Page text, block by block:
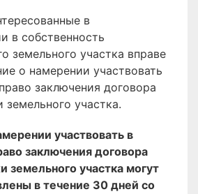
в
в собственность
земельного участка вправе
о намерении участвовать
заключения договора
участка.
участвовать в
заключения договора
земельного участка могут
в течение 30 дней со